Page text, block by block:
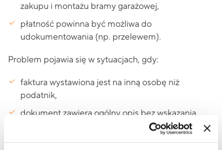
zakupu i montażu bramy garażowej,
płatność powinna być możliwa do
udokumentowania (np. przelewem).
Problem pojawia się w sytuacjach, gdy:
faktura wystawiona jest na inną osobę niż
podatnik,
dokument zawiera ogólny opis bez wskazania
część kosztów nie jest jednoznacznie powiązana z